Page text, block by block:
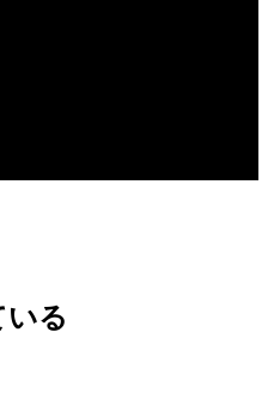
いる